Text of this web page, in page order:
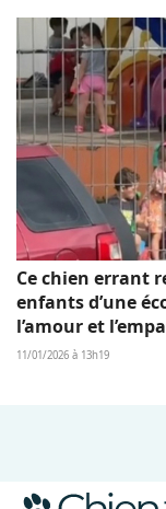
Ce chien errant
enfants d’une
l’amour et
11/01/2026 à 13h19